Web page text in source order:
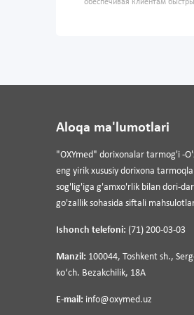
обеспечивая клиентам
Aloqa ma'lumotlari
"OXYmed" dorixonalar tarmog'i -
eng yirik xususiy dorixona
sog'lig'iga g'amxo'rlik bilan dori-
go'zallik sohasida siftali
Ishonch telefoni: (71) 200-03-03
Manzil: 100044, Toshkent sh.,
koʻch. Bezakchilik, 18A
E-mail: info@oxymed.uz